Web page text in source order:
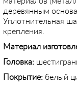
деревянным
Уплотнительная
крепления.
Материал
Головка:
Покрытие: белый